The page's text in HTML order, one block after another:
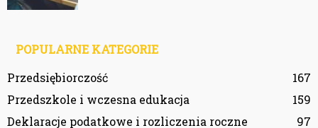
POPULARNE KATEGORIE
Przedsiębiorczość
167
Przedszkole i wczesna edukacja
159
Deklaracje podatkowe i rozliczenia roczne
97